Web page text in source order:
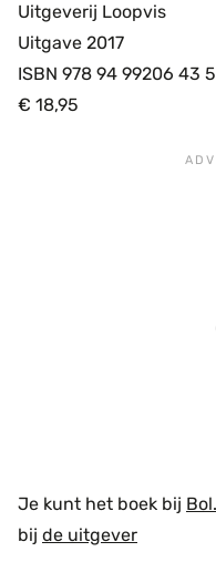
Uitgeverij Loopvis
Uitgave 2017
ISBN 978 94 99206 43 5
€ 18,95
Je kunt het boek bij
bij de uitgever